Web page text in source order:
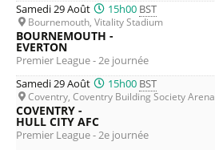
Samedi 29 Août 15h00 BST
Bournemouth, Vitality Stadium
BOURNEMOUTH -
EVERTON
Premier League - 2e journée
Samedi 29 Août 15h00 BST
Coventry, Coventry Building Society Arena
COVENTRY -
HULL CITY AFC
Premier League - 2e journée